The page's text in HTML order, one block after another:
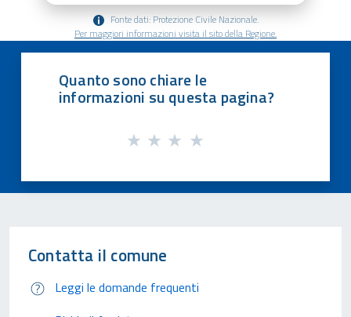
Fonte dati: Protezione Civile Nazionale.
Per maggiori informazioni visita il sito della Regione.
Quanto sono chiare le
informazioni su questa pagina?
Contatta il comune
Leggi le domande frequenti